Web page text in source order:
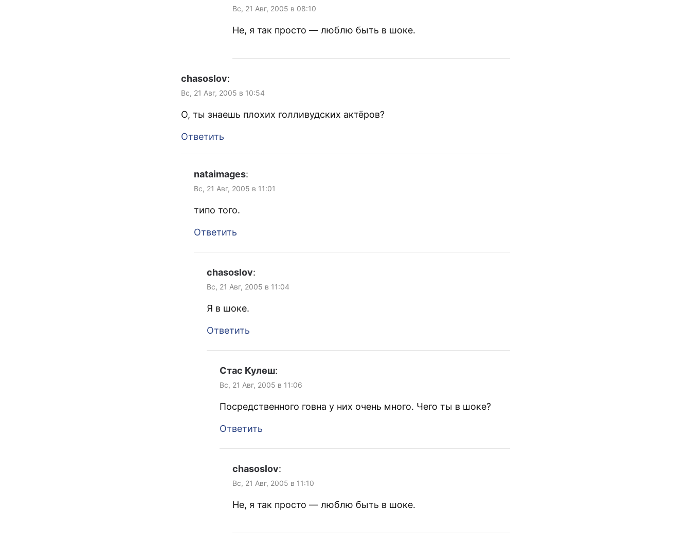
Вс, 21 Авг, 2005 в 08:10
Не, я так просто — люблю быть в шоке.
chasoslov:
Вс, 21 Авг, 2005 в 10:54
О, ты знаешь плохих голливудских актёров?
Ответить
nataimages:
Вс, 21 Авг, 2005 в 11:01
типо того.
Ответить
chasoslov:
Вс, 21 Авг, 2005 в 11:04
Я в шоке.
Ответить
Стас Кулеш:
Вс, 21 Авг, 2005 в 11:06
Посредственного говна у них очень много. Чего ты в шоке?
Ответить
chasoslov:
Вс, 21 Авг, 2005 в 11:10
Не, я так просто — люблю быть в шоке.